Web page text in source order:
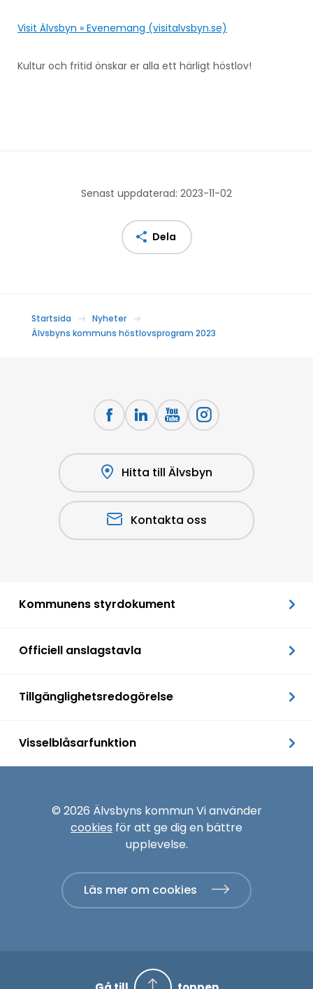
Visit Älvsbyn » Evenemang (visitalvsbyn.se)
Kultur och fritid önskar er alla ett härligt höstlov!
Senast uppdaterad: 2023-11-02
Dela
Startsida
Nyheter
Älvsbyns kommuns höstlovsprogram 2023
Hitta till Älvsbyn
Kontakta oss
Kommunens styrdokument
Officiell anslagstavla
Tillgänglighetsredogörelse
Visselblåsarfunktion
© 2026 Älvsbyns kommun Vi använder
cookies för att ge dig en bättre
upplevelse.
Läs mer om cookies